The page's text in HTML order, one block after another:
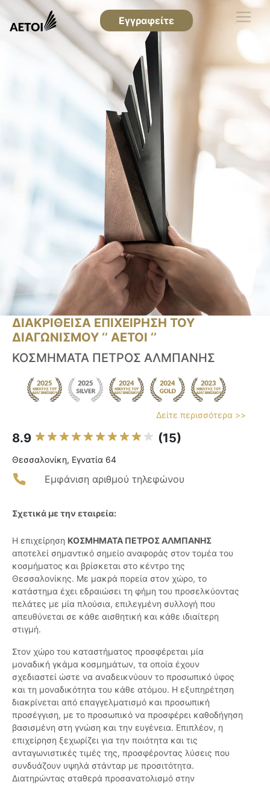
Εγγραφείτε
ΔΙΑΚΡΙΘΕΙΣΑ ΕΠΙΧΕΙΡΗΣΗ ΤΟΥ
ΔΙΑΓΩΝΙΣΜΟΥ ‘’ ΑΕΤΟΙ ‘’
ΚΟΣΜΗΜΑΤΑ ΠΕΤΡΟΣ ΑΛΜΠΑΝΗΣ
Δείτε περισσότερα >>
8.9 (15)
Θεσσαλονίκη, Εγνατία 64
Εμφάνιση αριθμού τηλεφώνου
Σχετικά με την εταιρεία:
Η επιχείρηση ΚΟΣΜΗΜΑΤΑ ΠΕΤΡΟΣ ΑΛΜΠΑΝΗΣ
αποτελεί σημαντικό σημείο αναφοράς στον τομέα του
κοσμήματος και βρίσκεται στο κέντρο της
Θεσσαλονίκης. Με μακρά πορεία στον χώρο, το
κατάστημα έχει εδραιώσει τη φήμη του προσελκύοντας
πελάτες με μία πλούσια, επιλεγμένη συλλογή που
απευθύνεται σε κάθε αισθητική και κάθε ιδιαίτερη
στιγμή.
Στον χώρο του καταστήματος προσφέρεται μία
μοναδική γκάμα κοσμημάτων, τα οποία έχουν
σχεδιαστεί ώστε να αναδεικνύουν το προσωπικό ύφος
και τη μοναδικότητα του κάθε ατόμου. Η εξυπηρέτηση
διακρίνεται από επαγγελματισμό και προσωπική
προσέγγιση, με το προσωπικό να προσφέρει καθοδήγηση
βασισμένη στη γνώση και την ευγένεια. Επιπλέον, η
επιχείρηση ξεχωρίζει για την ποιότητα και τις
ανταγωνιστικές τιμές της, προσφέροντας λύσεις που
συνδυάζουν υψηλά στάνταρ με προσιτότητα.
Διατηρώντας σταθερά προσανατολισμό στην